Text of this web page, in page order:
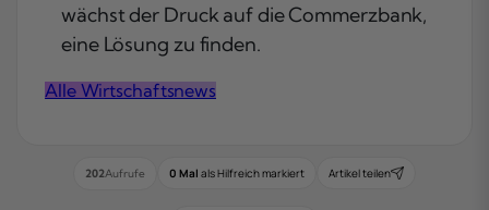
wächst der Druck auf die Commerzbank,
eine Lösung zu finden.
Alle Wirtschaftsnews
202Aufrufe 0 Mal als Hilfreich markiert Artikel teilen